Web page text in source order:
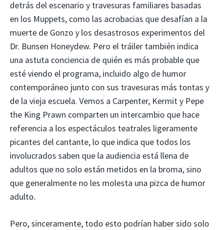
detrás del escenario y travesuras familiares basadas
en los Muppets, como las acrobacias que desafían a la
muerte de Gonzo y los desastrosos experimentos del
Dr. Bunsen Honeydew. Pero el tráiler también indica
una astuta conciencia de quién es más probable que
esté viendo el programa, incluido algo de humor
contemporáneo junto con sus travesuras más tontas y
de la vieja escuela. Vemos a Carpenter, Kermit y Pepe
the King Prawn comparten un intercambio que hace
referencia a los espectáculos teatrales ligeramente
picantes del cantante, lo que indica que todos los
involucrados saben que la audiencia está llena de
adultos que no solo están metidos en la broma, sino
que generalmente no les molesta una pizca de humor
adulto.
Pero, sinceramente, todo esto podrían haber sido solo